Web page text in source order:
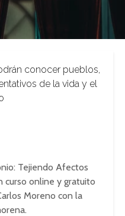
conocer pueblos,
de la vida y el
Tejiendo Afectos
curso online y gratuito
Moreno con la